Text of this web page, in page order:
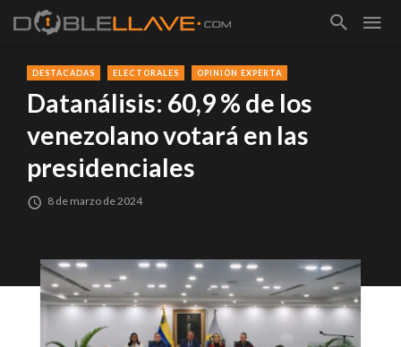
DESTACADAS ELECTORALES OPINIÓN EXPERTA
Datanálisis: 60,9 % de los
venezolano votará en las
presidenciales
8 de marzo de 2024